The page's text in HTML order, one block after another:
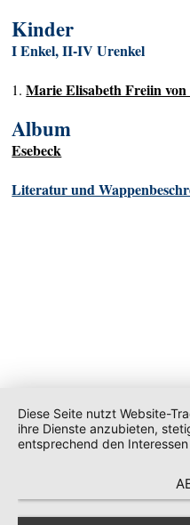
Kinder
I Enkel, II-IV Urenkel
1.Marie Elisabeth Freiin von
Album
Esebeck
Literatur und
Diese Seite nutzt Website-
ihre Dienste anzubieten,
entsprechend den